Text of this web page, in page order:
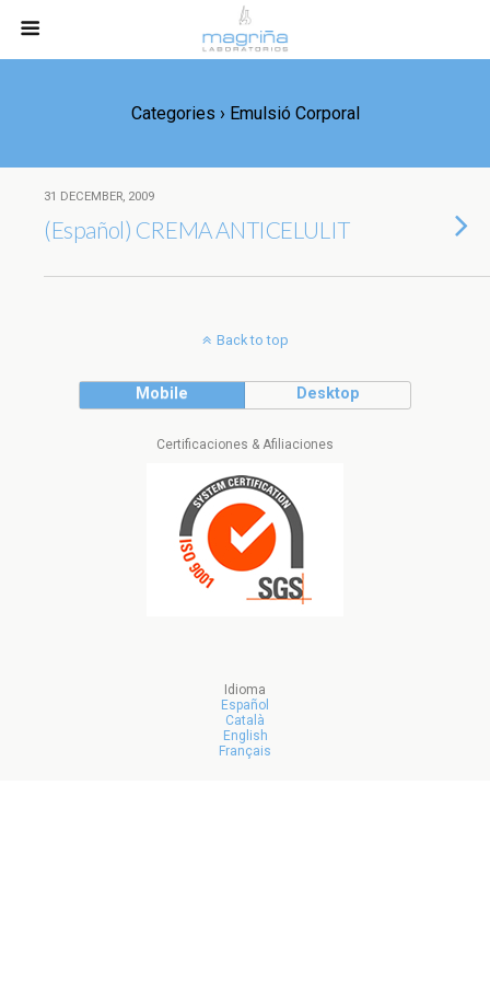
Categories › Emulsió Corporal
31 DECEMBER, 2009
(Español) CREMA ANTICELULIT
Back to top
Mobile Desktop
Certificaciones & Afiliaciones
Idioma
Español
Català
English
Français